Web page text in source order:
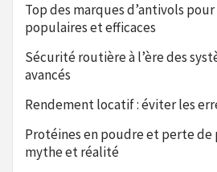
Top des marques d’antivols
populaires et efficaces
Sécurité routière à l’ère des
avancés
Rendement locatif : éviter les
Protéines en poudre et perte de
mythe et réalité